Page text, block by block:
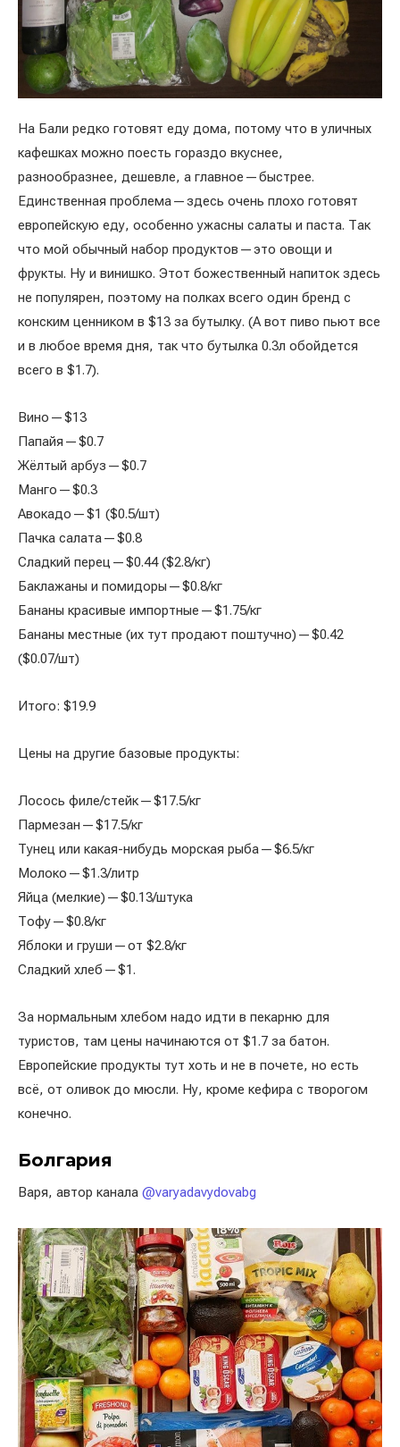
На Бали редко готовят еду дома, потому что в уличных
кафешках можно поесть гораздо вкуснее,
разнообразнее, дешевле, а главное — быстрее.
Единственная проблема — здесь очень плохо готовят
европейскую еду, особенно ужасны салаты и паста. Так
что мой обычный набор продуктов — это овощи и
фрукты. Ну и винишко. Этот божественный напиток здесь
не популярен, поэтому на полках всего один бренд с
конским ценником в $13 за бутылку. (А вот пиво пьют все
и в любое время дня, так что бутылка 0.3л обойдется
всего в $1.7).
Вино — $13
Папайя — $0.7
Жёлтый арбуз — $0.7
Манго — $0.3
Авокадо — $1 ($0.5/шт)
Пачка салата — $0.8
Сладкий перец — $0.44 ($2.8/кг)
Баклажаны и помидоры — $0.8/кг
Бананы красивые импортные — $1.75/кг
Бананы местные (их тут продают поштучно) — $0.42
($0.07/шт)
Итого: $19.9
Цены на другие базовые продукты:
Лосось филе/стейк — $17.5/кг
Пармезан — $17.5/кг
Тунец или какая-нибудь морская рыба — $6.5/кг
Молоко — $1.3/литр
Яйца (мелкие) — $0.13/штука
Тофу — $0.8/кг
Яблоки и груши — от $2.8/кг
Сладкий хлеб — $1.
За нормальным хлебом надо идти в пекарню для
туристов, там цены начинаются от $1.7 за батон.
Европейские продукты тут хоть и не в почете, но есть
всё, от оливок до мюсли. Ну, кроме кефира с творогом
конечно.
Болгария
Варя, автор канала @varyadavydovabg